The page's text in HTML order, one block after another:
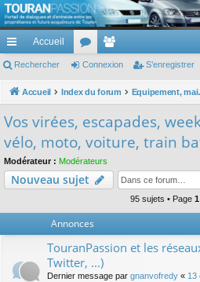
TouranPassion
Le forum des propriétaires ou futurs acquéreurs du
cc
ès
de
Accueil
or
u
e
m
es
Rechercher Connexion S’enregistrer
Accueil Index du forum
Vos virées, escapades,
vélo, moto, voiture, train
Modérateur : Modérateurs
Nouveau sujet
95 sujets • Page 1
Annonces
TouranPassion et les
Twitter, ...)
Dernier message par gnanvofredy « 13